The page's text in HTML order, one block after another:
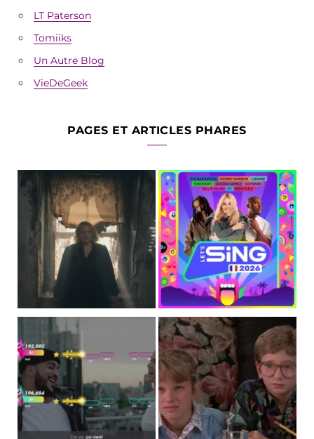
LT Paterson
Tomiiks
Un Autre Blog
VieDeGeek
PAGES ET ARTICLES PHARES